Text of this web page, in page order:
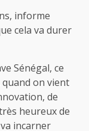
informe
cela va durer
Sénégal, ce
on vient
de
heureux de
incarner